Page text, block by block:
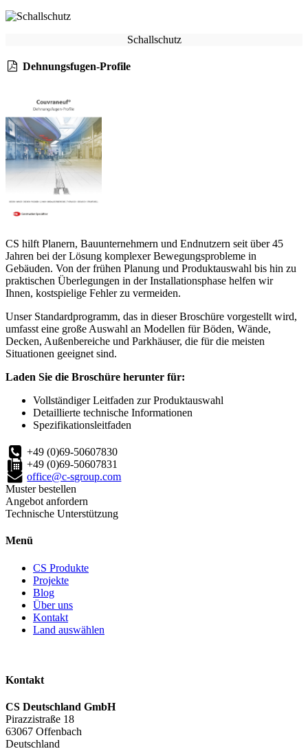
Schallschutz
Dehnungsfugen-Profile
CS hilft Planern, Bauunternehmern und Endnutzern seit über 45
Jahren bei der Lösung komplexer Bewegungsprobleme in
Gebäuden. Von der frühen Planung und Produktauswahl bis hin zu
praktischen Überlegungen in der Installationsphase helfen wir
Ihnen, kostspielige Fehler zu vermeiden.
Unser Standardprogramm, das in dieser Broschüre vorgestellt wird,
umfasst eine große Auswahl an Modellen für Böden, Wände,
Decken, Außenbereiche und Parkhäuser, die für die meisten
Situationen geeignet sind.
Laden Sie die Broschüre herunter für:
Vollständiger Leitfaden zur Produktauswahl
Detaillierte technische Informationen
Spezifikationsleitfaden
+49 (0)69-50607830
+49 (0)69-50607831
office@c-sgroup.com
Muster bestellen
Angebot anfordern
Technische Unterstützung
Menü
CS Produkte
Projekte
Blog
Über uns
Kontakt
Land auswählen
Kontakt
CS Deutschland GmbH
Pirazzistraße 18
63067 Offenbach
Deutschland